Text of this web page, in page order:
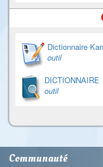
Dictionnaire
outil
DICTIONNAIRE
outil
Communauté